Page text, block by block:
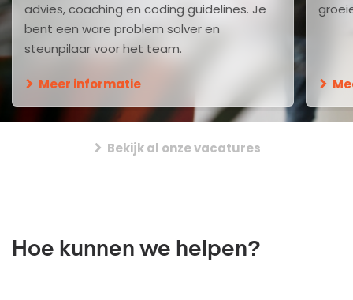
advies, coaching en coding guidelines. Je
bent een ware problem solver en
steunpilaar voor het team.
Meer informatie
Bekijk al onze vacatures
Hoe kunnen we helpen?